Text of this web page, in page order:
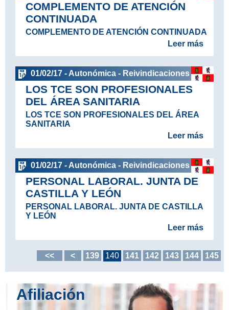
COMPLEMENTO DE ATENCIÓN
CONTINUADA
COMPLEMENTO DE ATENCIÓN CONTINUADA
Leer más
01/02/17 - Autonómica - Reivindicaciones
LOS TCE SON PROFESIONALES
DEL ÁREA SANITARIA
LOS TCE SON PROFESIONALES DEL ÁREA
SANITARIA
Leer más
01/02/17 - Autonómica - Reivindicaciones
PERSONAL LABORAL. JUNTA DE
CASTILLA Y LEÓN
PERSONAL LABORAL. JUNTA DE CASTILLA
Y LEÓN
Leer más
<< < 139 140 141 142 143 144 145
Afiliación